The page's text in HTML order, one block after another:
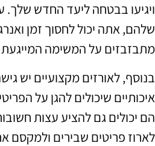
ויגיעו בבטחה ליעד החדש שלך.
שלהם, אתה יכול לחסוך זמן
מתבזבזים על המשימה
בנוסף, לאורזים מקצועיים יש
איכותיים שיכולים להגן על
הם יכולים גם להציע עצות
לארוז פריטים שבירים